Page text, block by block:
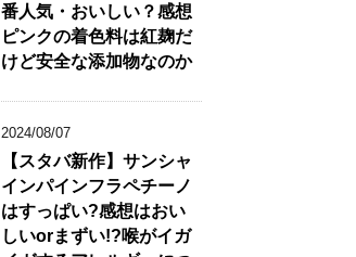
番人気・おいしい？感想
ピンクの着色料は紅麹だ
けど安全な添加物なのか
2024/08/07
【スタバ新作】サンシャ
インパインフラペチーノ
はすっぱい?感想はおい
しいorまずい!?喉がイガ